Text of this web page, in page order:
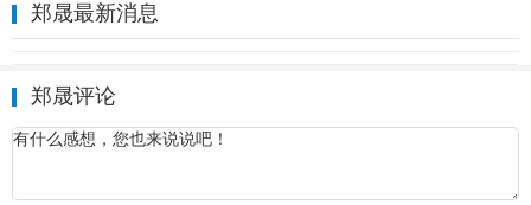
郑晟最新消息
郑晟评论